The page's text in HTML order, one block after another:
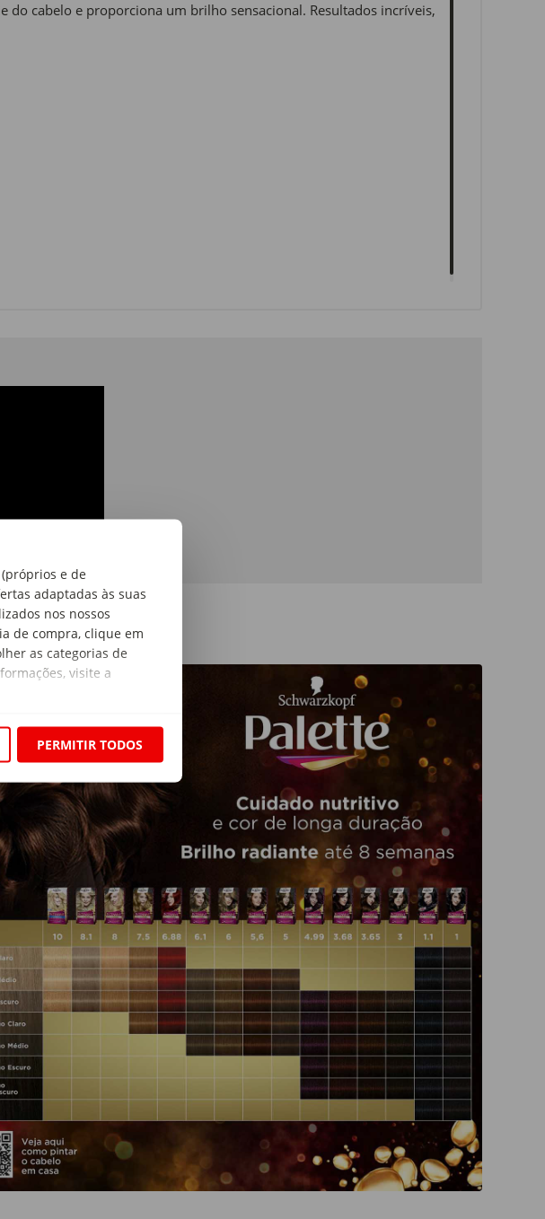
e de
adaptadas às suas
nos nossos
de compra, clique em
as categorias de
visite a
PERMITIR TODOS
do cabelo e proporciona um brilho sensacional. Resultados incríveis,